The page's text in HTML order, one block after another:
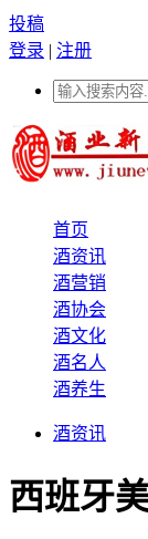
投稿
登录 | 注册
首页
酒资讯
酒营销
酒协会
酒文化
酒名人
酒养生
酒资讯
西班牙